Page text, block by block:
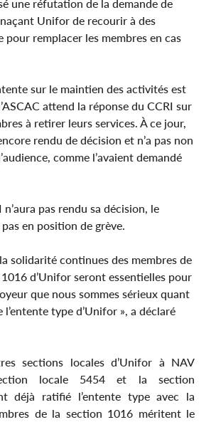
une réfutation de la demande de
Unifor de recourir à des
pour remplacer les membres en cas
sur le maintien des activités est
attend la réponse du CCRI sur
à retirer leurs services. À ce jour,
rendu de décision et n’a pas non
comme l’avaient demandé
n’aura pas rendu sa décision, le
en position de grève.
solidarité continues des membres de
d’Unifor seront essentielles pour
que nous sommes sérieux quant
l’entente type d’Unifor », a déclaré
sections locales d’Unifor à NAV
locale 5454 et la section
déjà ratifié l’entente type avec la
de la section 1016 méritent le